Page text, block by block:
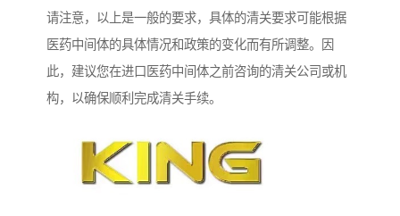
请注意，以上是一般的要求，具体的清关要求可能根据
医药中间体的具体情况和政策的变化而有所调整。因
此，建议您在进口医药中间体之前咨询的清关公司或机
构，以确保顺利完成清关手续。